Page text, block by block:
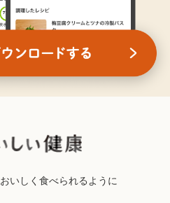
おいしく食べられるように